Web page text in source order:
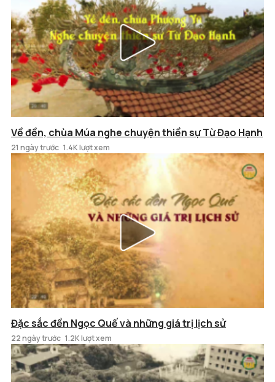
Về đền, chùa Múa nghe chuyện thiền sự Từ Đạo Hạnh
21 ngày trước 1.4K lượt xem
Đặc sắc đền Ngọc Quế và những giá trị lịch sử
22 ngày trước 1.2K lượt xem